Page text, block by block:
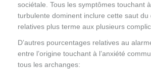
sociétale. Tous les symptômes touchant à
turbulente dominent inclure cette saut du
relatives plus terme aux plusieurs
D’autres pourcentages relatives au
entre l’origine touchant à l’anxiété
tous les archanges: